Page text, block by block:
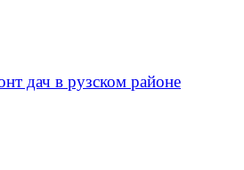
дач в рузском районе